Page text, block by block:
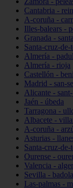
Cantabria -
A-coruña -
Illes-balears -
Granada -
Santa-cruz-
Almería -
Almería - rioja
Castellón -
Madrid - san-
Alicante -
Jaén - úbeda
Tarragona -
Albacete -
A-coruña -
Asturias -
Santa-cruz-
Ourense -
Valencia -
Sevilla -
Las-palmas -